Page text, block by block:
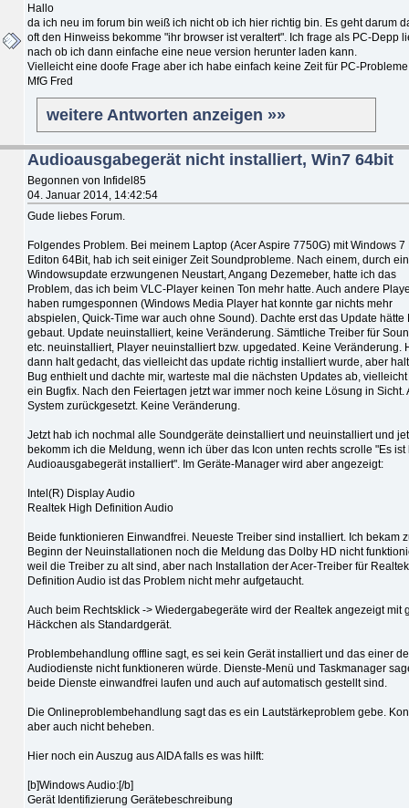
Hallo
da ich neu im forum bin weiß ich nicht ob ich hier richtig bin. Es geht darum
oft den Hinweiss bekomme "ihr browser ist veraltert". Ich frage als PC-Depp
nach ob ich dann einfache eine neue version herunter laden kann.
Vielleicht eine doofe Frage aber ich habe einfach keine Zeit für PC-
MfG Fred
weitere Antworten anzeigen »»
Audioausgabegerät nicht installiert, Win7 64bit
Begonnen von Infidel85
04. Januar 2014, 14:42:54
Gude liebes Forum.
Folgendes Problem. Bei meinem Laptop (Acer Aspire 7750G) mit Windows 7
Editon 64Bit, hab ich seit einiger Zeit Soundprobleme. Nach einem, durch ein
Windowsupdate erzwungenen Neustart, Angang Dezemeber, hatte ich das
Problem, das ich beim VLC-Player keinen Ton mehr hatte. Auch andere
haben rumgesponnen (Windows Media Player hat konnte gar nichts mehr
abspielen, Quick-Time war auch ohne Sound). Dachte erst das Update hätte
gebaut. Update neuinstalliert, keine Veränderung. Sämtliche Treiber für
etc. neuinstalliert, Player neuinstalliert bzw. upgedated. Keine Veränderung.
dann halt gedacht, das vielleicht das update richtig installiert wurde, aber
Bug enthielt und dachte mir, warteste mal die nächsten Updates ab,
ein Bugfix. Nach den Feiertagen jetzt war immer noch keine Lösung in Sicht.
System zurückgesetzt. Keine Veränderung.
Jetzt hab ich nochmal alle Soundgeräte deinstalliert und neuinstalliert und
bekomm ich die Meldung, wenn ich über das Icon unten rechts scrolle "Es ist
Audioausgabegerät installiert". Im Geräte-Manager wird aber angezeigt:
Intel(R) Display Audio
Realtek High Definition Audio
Beide funktionieren Einwandfrei. Neueste Treiber sind installiert. Ich bekam
Beginn der Neuinstallationen noch die Meldung das Dolby HD nicht
weil die Treiber zu alt sind, aber nach Installation der Acer-Treiber für
Definition Audio ist das Problem nicht mehr aufgetaucht.
Auch beim Rechtsklick -> Wiedergabegeräte wird der Realtek angezeigt mit
Häckchen als Standardgerät.
Problembehandlung offline sagt, es sei kein Gerät installiert und das einer
Audiodienste nicht funktioneren würde. Dienste-Menü und Taskmanager
beide Dienste einwandfrei laufen und auch auf automatisch gestellt sind.
Die Onlineproblembehandlung sagt das es ein Lautstärkeproblem gebe.
aber auch nicht beheben.
Hier noch ein Auszug aus AIDA falls es was hilft:
[b]Windows Audio:[/b]
Gerät Identifizierung Gerätebeschreibung